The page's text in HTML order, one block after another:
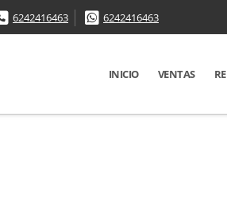
6242416463 6242416463
INICIO VENTAS